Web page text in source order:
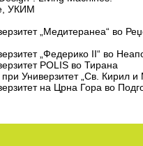
УКИМ
„Медитеранеа“ во
„Федерико II“ во
POLIS во Тирана
Универзитет „Св. Кирил и
на Црна Гора во